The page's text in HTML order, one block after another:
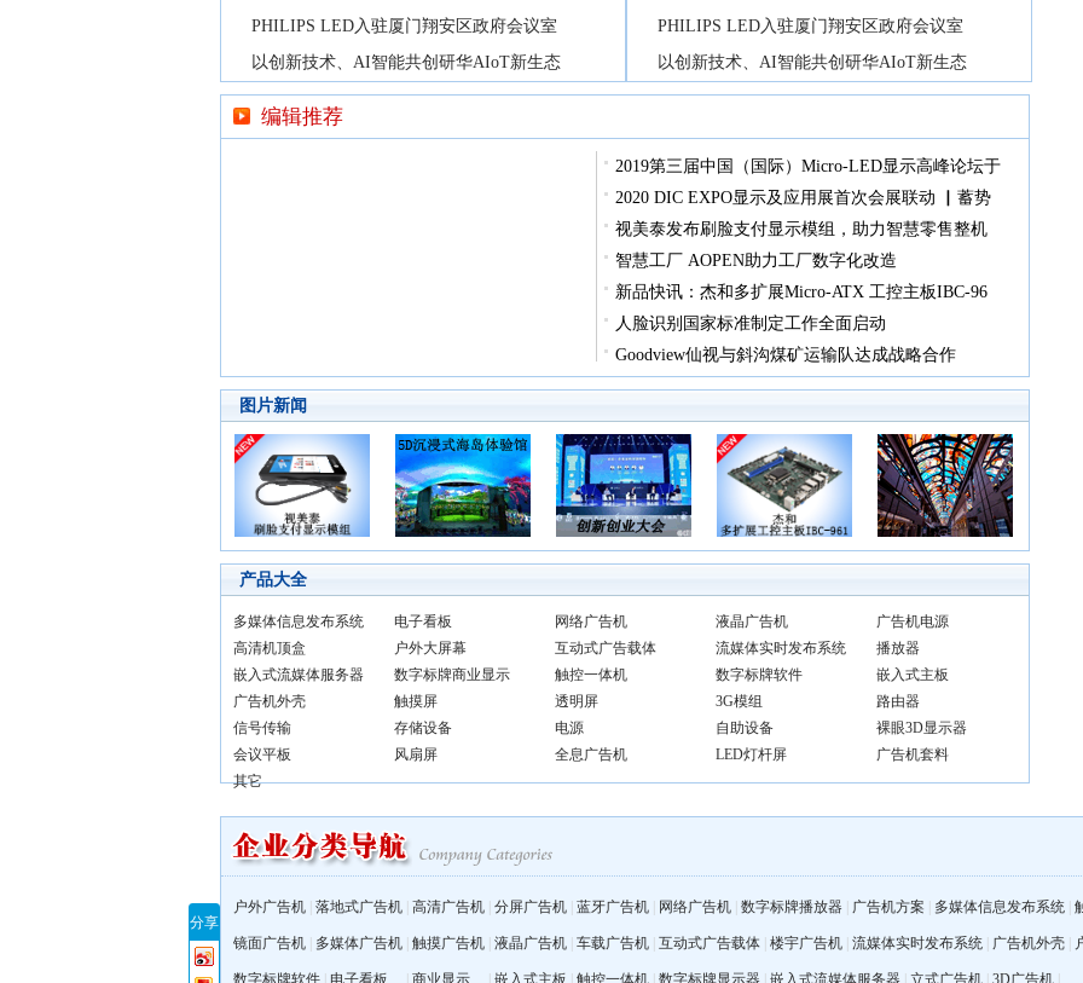
PHILIPS LED入驻厦门翔安区政府会议室
以创新技术、AI智能共创研华AIoT新生态
PHILIPS LED入驻厦门翔安区政府会议室
以创新技术、AI智能共创研华AIoT新生态
编辑推荐
2019第三届中国（国际）Micro-LED显示高峰论坛于
2020 DIC EXPO显示及应用展首次会展联动 ▏蓄势
视美泰发布刷脸支付显示模组，助力智慧零售整机
智慧工厂 AOPEN助力工厂数字化改造
新品快讯：杰和多扩展Micro-ATX 工控主板IBC-96
人脸识别国家标准制定工作全面启动
Goodview仙视与斜沟煤矿运输队达成战略合作
图片新闻
产品大全
多媒体信息发布系统 电子看板 网络广告机 液晶广告机
广告机电源
高清机顶盒
户外大屏幕 互动式广告载体 流媒体实时发布系统
播放器
嵌入式流媒体服务器
数字标牌商业显示 触控一体机 数字标牌软件
嵌入式主板
广告机外壳
触摸屏 透明屏 3G模组
路由器
信号传输
存储设备 电源 自助设备
裸眼3D显示器
会议平板
风扇屏 全息广告机 LED灯杆屏
广告机套料
其它
户外广告机 落地式广告机 高清广告机 分屏广告机 蓝牙广告机 网络广告机 数字标牌播放器 广告机方案 多媒体信息发布系统
镜面广告机 多媒体广告机 触摸广告机 液晶广告机 车载广告机 互动式广告载体 楼宇广告机 流媒体实时发布系统 广告机外壳
数字标牌软件 电子看板 商业显示 嵌入式主板 触控一体机 数字标牌显示器 嵌入式流媒体服务器 立式广告机 3D广告机
分享